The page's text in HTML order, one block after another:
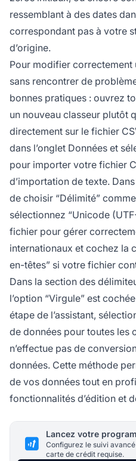
ressemblant à des dates
correspondant pas à votre
d’origine.
Pour modifier correctement
sans rencontrer de
bonnes pratiques : ouvrez
un nouveau classeur plutôt
directement sur le fichier
dans l’onglet Données et
pour importer votre fichier
d’importation de texte.
de choisir “Délimité”
sélectionnez “Unicode
fichier pour gérer
internationaux et cochez la
en-têtes” si votre fichier
Dans la section des
l’option “Virgule” est
étape de l’assistant,
de données pour toutes les
n’effectue pas de
données. Cette méthode
de vos données tout en
fonctionnalités d’édition et
Lancez votre
Configurez le suivi
carte de crédit requise.